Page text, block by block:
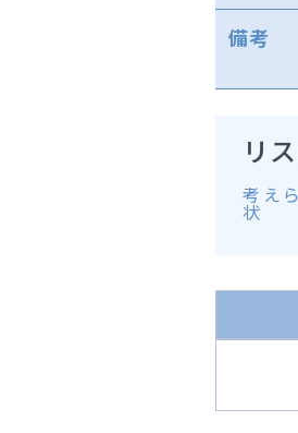
備考
リ
考え
状